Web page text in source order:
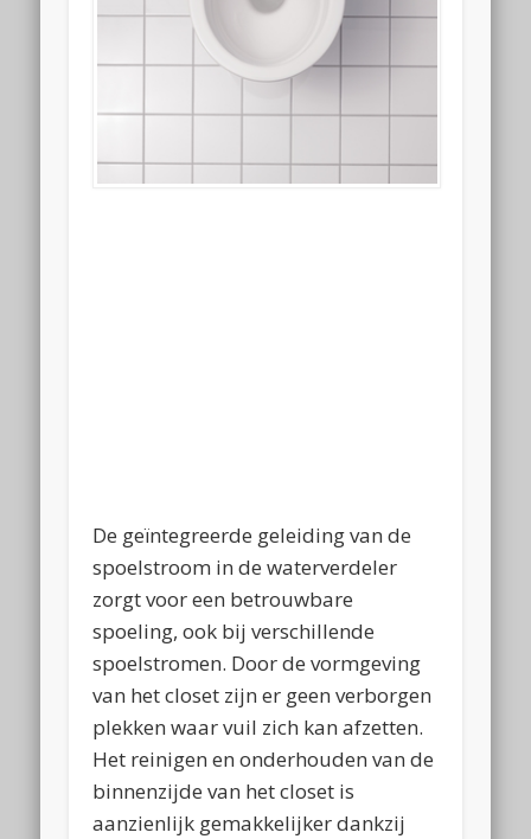
De geïntegreerde geleiding van de
spoelstroom in de waterverdeler
zorgt voor een betrouwbare
spoeling, ook bij verschillende
spoelstromen. Door de vormgeving
van het closet zijn er geen verborgen
plekken waar vuil zich kan afzetten.
Het reinigen en onderhouden van de
binnenzijde van het closet is
aanzienlijk gemakkelijker dankzij